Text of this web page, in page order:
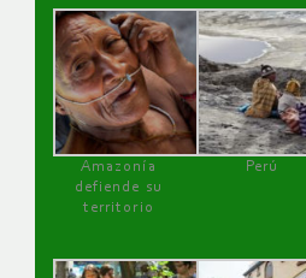
Amazonía
defiende su
territorio
Perú